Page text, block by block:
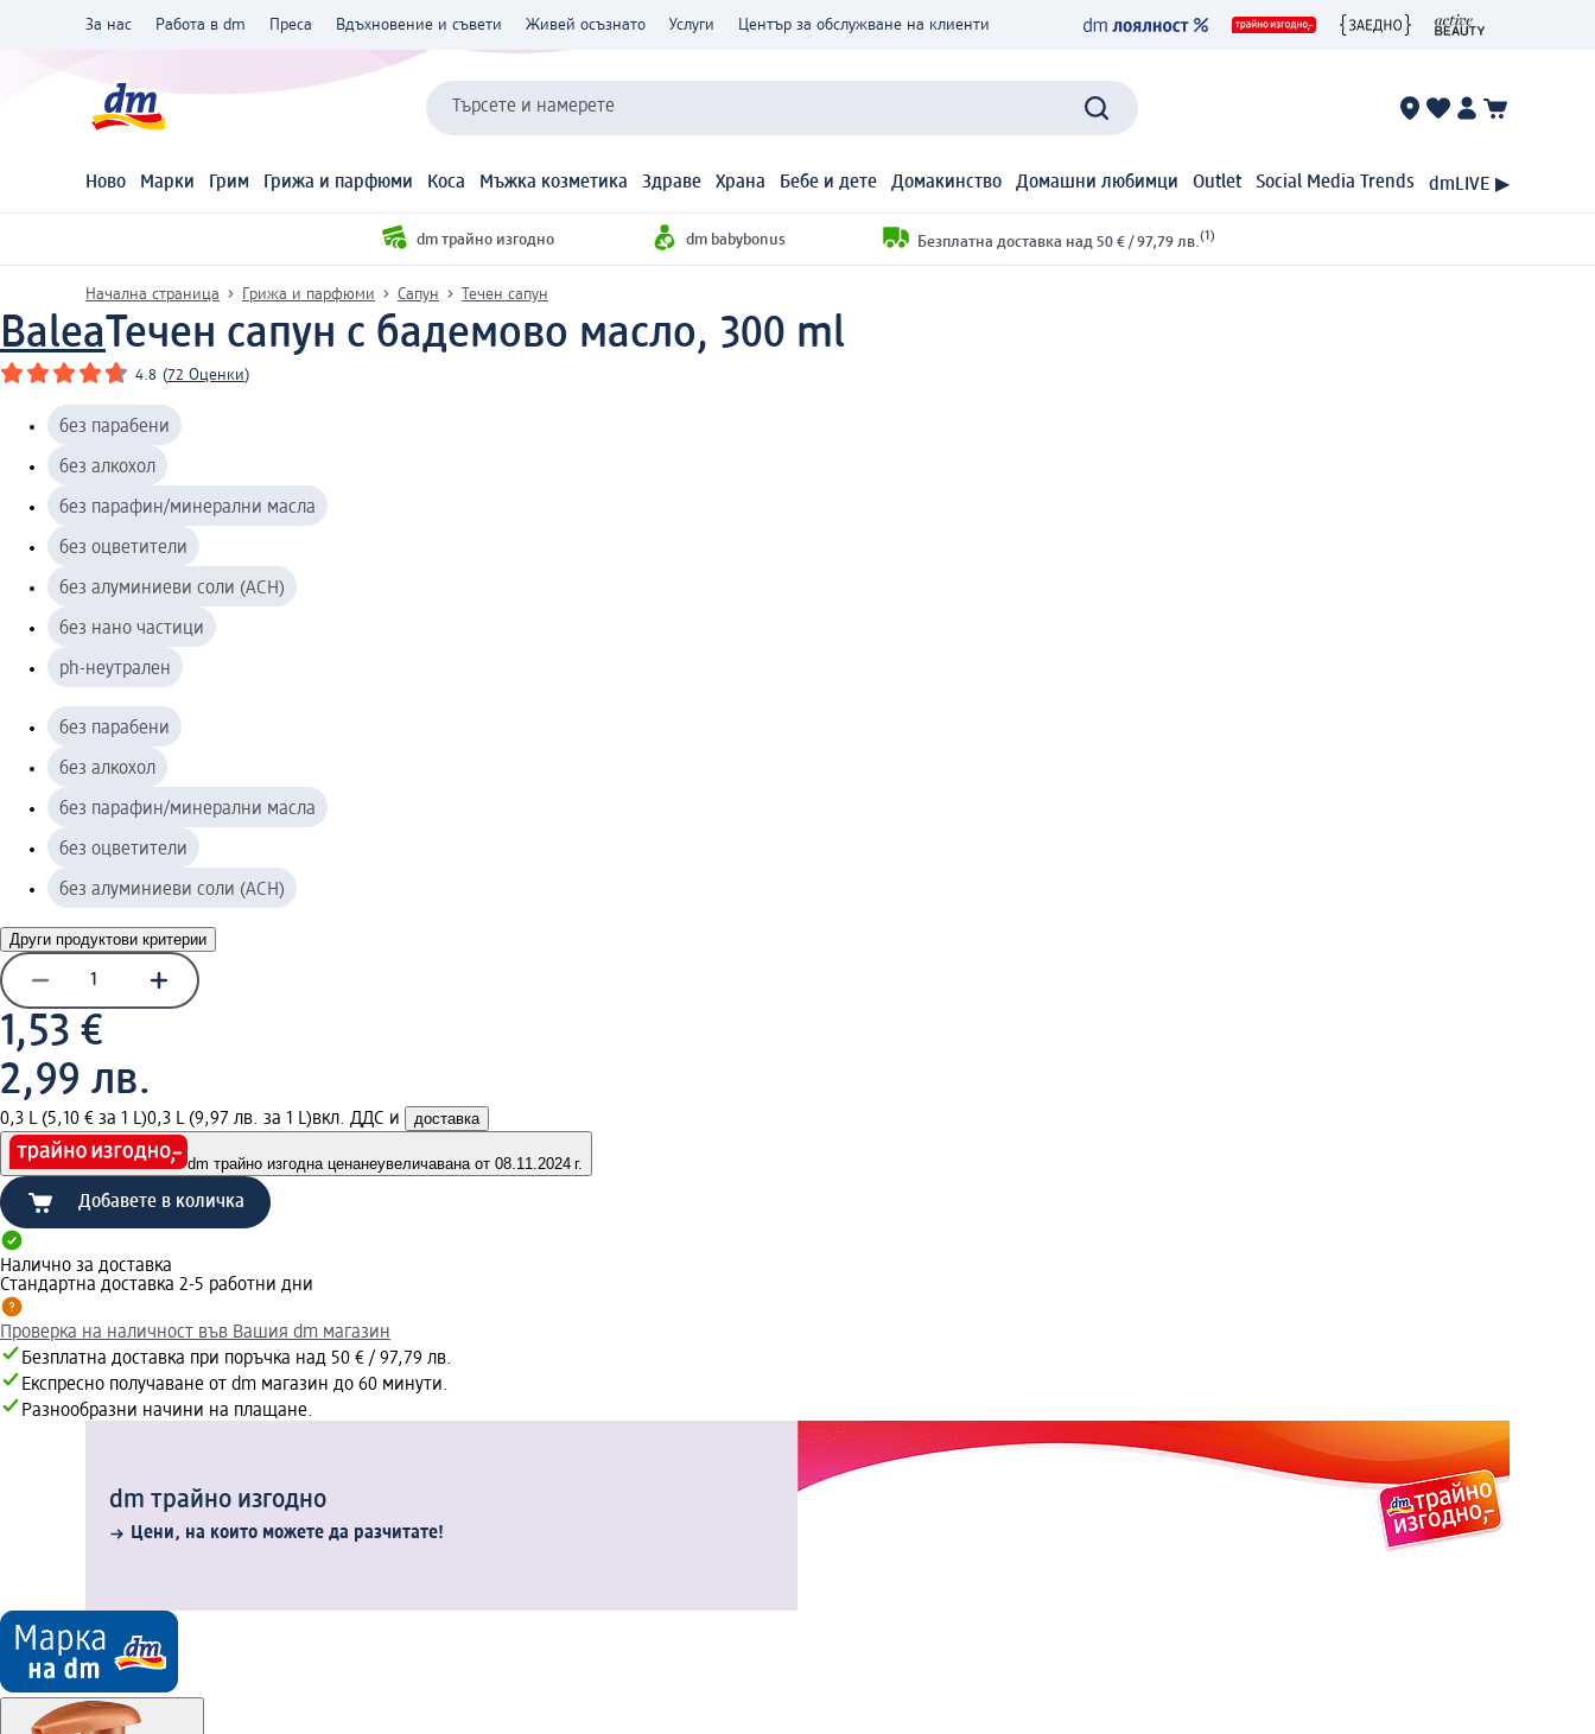
За нас Работа в dm Преса Вдъхновение и съвети Живей осъзнато Услуги Център за обслужване на клиенти
Търсете и намерете
Ново Марки Грим Грижа и парфюми Коса Мъжка козметика Здраве Храна Бебе и дете Домакинство Домашни любимци Outlet Social Media Trends dmLIVE ▶
dm трайно изгодно dm babybonus Безплатна доставка над 50 € / 97,79 лв. (1)
Начална страница Грижа и парфюми Сапун Течен сапун
BaleaТечен сапун с бадемово масло, 300 ml
4.8 (72 Оценки)
без парабени
без алкохол
без парафин/минерални масла
без оцветители
без алуминиеви соли (ACH)
без нано частици
ph-неутрален
без парабени
без алкохол
без парафин/минерални масла
без оцветители
без алуминиеви соли (ACH)
Други продуктови критерии
1,53 €
2,99 лв.
0,3 L (5,10 € за 1 L)0,3 L (9,97 лв. за 1 L)вкл. ДДС и доставка
dm трайно изгодна ценанеувеличавана от 08.11.2024 г.
Добавете в количка
Налично за доставка
Стандартна доставка 2-5 работни дни
Проверка на наличност във Вашия dm магазин
Безплатна доставка при поръчка над 50 € / 97,79 лв.
Експресно получаване от dm магазин до 60 минути.
Разнообразни начини на плащане.
dm трайно изгодно
Цени, на които можете да разчитате!